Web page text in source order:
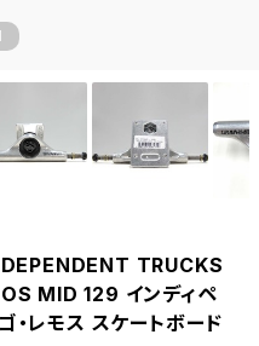
TRUCKS
MID 129 インディペ
・レモス スケートボード